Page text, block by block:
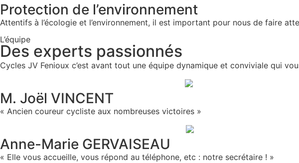
Protection de l’environnement
Attentifs à l’écologie et l’environnement, il est important pour nous de faire
L’équipe
Des experts passionnés
Cycles JV Fenioux c’est avant tout une équipe dynamique et conviviale qui
M. Joël VINCENT
« Ancien coureur cycliste aux nombreuses victoires »
Anne-Marie GERVAISEAU
« Elle vous accueille, vous répond au téléphone, etc : notre secrétaire ! »